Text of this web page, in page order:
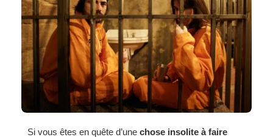
Si vous êtes en quête d’une chose insolite à faire